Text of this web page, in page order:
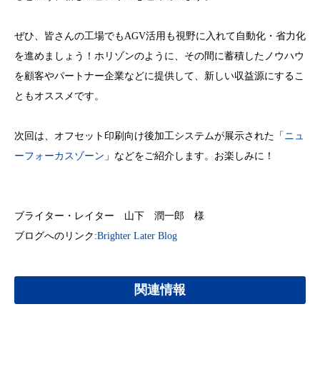
ぜひ、皆さんの工場でもAGV活用も視野に入れて自動化・省力化
を進めましょう！ホリゾンのように、その間に蓄積したノウハウ
を顧客やパートナー企業などに提供して、新しい収益源にするこ
ともオススメです。
次回は、オフセット印刷向け後加工システムが展示された「 ニュ
ーフォーカスゾーン 」などをご紹介します。お楽しみに！
ブライター・レイター 山下 潤一郎 様
ブログへのリンク:Brighter Later Blog
関連情報